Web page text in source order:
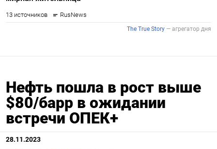
Нефть пошла в рост выше
$80/барр в ожидании
встречи ОПЕК+
28.11.2023